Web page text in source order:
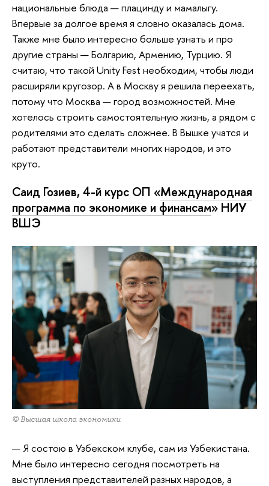
национальные блюда — плацинду и мамалыгу.
Впервые за долгое время я словно оказалась дома.
Также мне было интересно больше узнать и про
другие страны — Болгарию, Армению, Турцию. Я
считаю, что такой Unity Fest необходим, чтобы люди
расширяли кругозор. А в Москву я решила переехать,
потому что Москва — город возможностей. Мне
хотелось строить самостоятельную жизнь, а рядом с
родителями это сделать сложнее. В Вышке учатся и
работают представители многих народов, и это
круто.
Саид Гозиев, 4-й курс ОП «Международная
программа по экономике и финансам» НИУ
ВШЭ
© Высшая школа экономики
— Я состою в Узбекском клубе, сам из Узбекистана.
Мне было интересно сегодня посмотреть на
выступления представителей разных народов, а